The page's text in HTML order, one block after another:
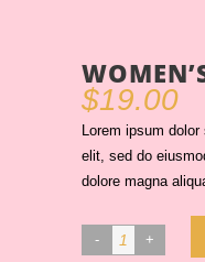
$19.00
Lorem ipsum
elit, sed do
dolore magna